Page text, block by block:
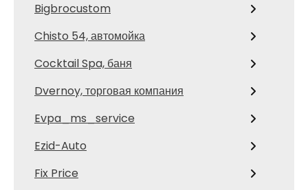
Bigbrocustom
Chisto 54, автомойка
Cocktail Spa, баня
Dvernoy, торговая компания
Evpa_ms_service
Ezid-Auto
Fix Price